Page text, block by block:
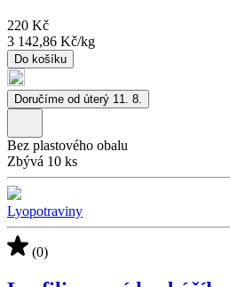
220 Kč
3 142,86 Kč/kg
Do košíku
Doručíme od úterý 11. 8.
Bez plastového obalu
Zbývá 10 ks
Lyopotraviny
(0)